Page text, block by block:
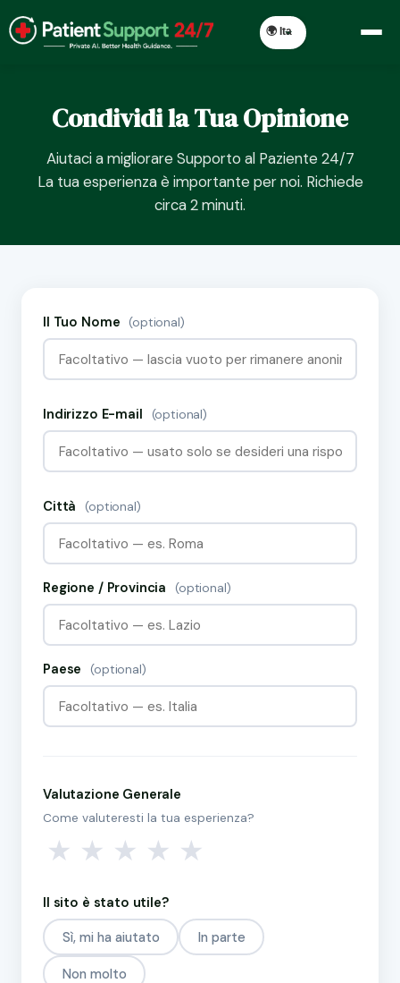
Condividi la Tua Opinione
Aiutaci a migliorare Supporto al Paziente 24/7
La tua esperienza è importante per noi. Richiede
circa 2 minuti.
Il Tuo Nome (optional)
Indirizzo E-mail (optional)
Città (optional)
Regione / Provincia (optional)
Paese (optional)
Valutazione Generale
Come valuteresti la tua esperienza?
★ ★ ★ ★ ★
Il sito è stato utile?
Sì, mi ha aiutato In parte
Non molto